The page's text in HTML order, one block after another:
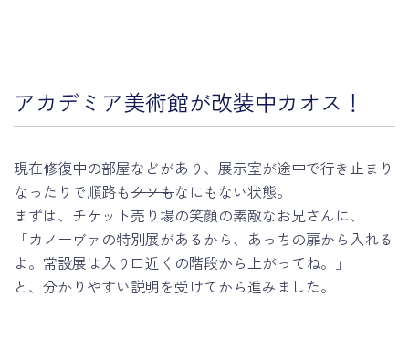
アカデミア美術館が改装中カオス！
現在修復中の部屋などがあり、展示室が途中で行き止まり
なったりで順路もクソもなにもない状態。
まずは、チケット売り場の笑顔の素敵なお兄さんに、
「カノーヴァの特別展があるから、あっちの扉から入れる
よ。常設展は入り口近くの階段から上がってね。」
と、分かりやすい説明を受けてから進みました。